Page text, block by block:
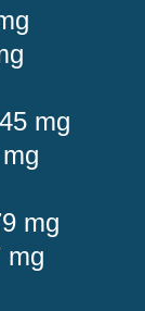
mg
mg
mg